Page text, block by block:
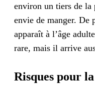
environ un tiers de la
envie de manger. De
apparaît à l’âge
rare, mais il arrive
Risques pour